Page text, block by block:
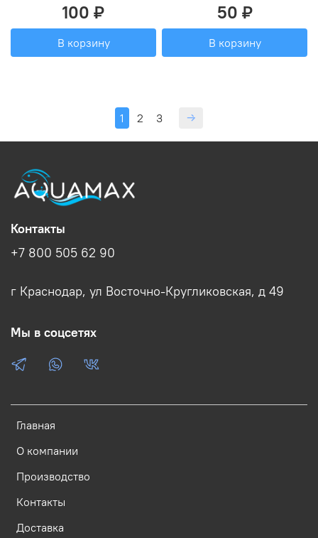
100 ₽
В корзину
50 ₽
В корзину
1 2 3
Главная
О компании
Производство
Контакты
Доставка
Контакты
+7 800 505 62 90
г Краснодар, ул Восточно-Кругликовская, д 49
Мы в соцсетях